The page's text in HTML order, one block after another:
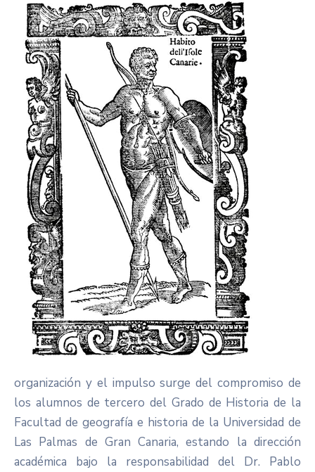
organización y el impulso surge del compromiso de
los alumnos de tercero del Grado de Historia de la
Facultad de geografía e historia de la Universidad de
Las Palmas de Gran Canaria, estando la dirección
académica bajo la responsabilidad del Dr. Pablo